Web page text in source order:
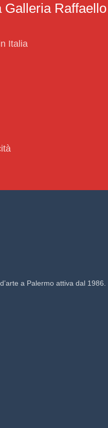
Galleria Raffaello
Italia
a Palermo attiva dal 1986.